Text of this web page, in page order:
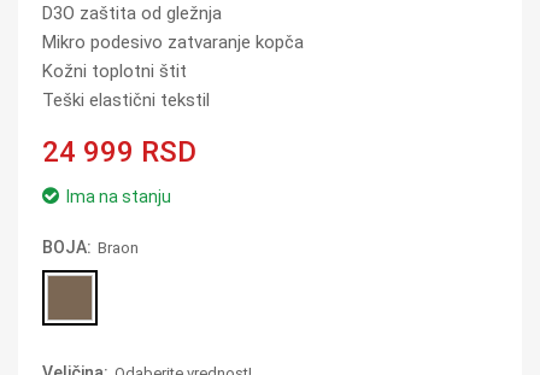
D3O zaštita od gležnja
Mikro podesivo zatvaranje kopča
Kožni toplotni štit
Teški elastični tekstil
24 999 RSD
Ima na stanju
BOJA: Braon